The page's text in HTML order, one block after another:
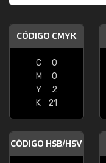
CÓDIGO CMYK
C
0
M
0
Y
2
K
21
CÓDIGO HSB/HSV